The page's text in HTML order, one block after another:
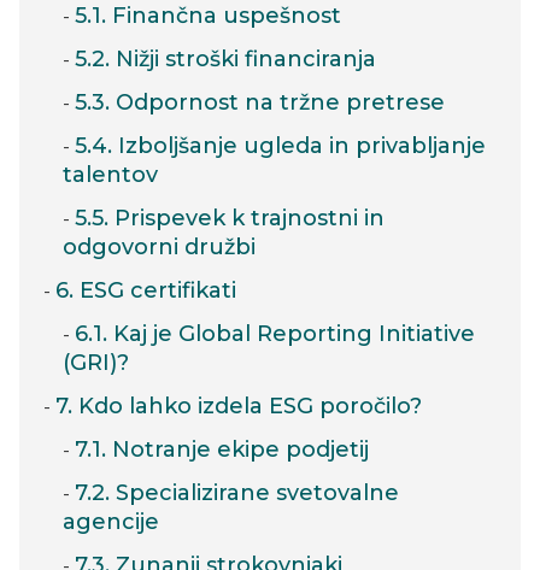
5.1. Finančna uspešnost
5.2. Nižji stroški financiranja
5.3. Odpornost na tržne pretrese
5.4. Izboljšanje ugleda in privabljanje
talentov
5.5. Prispevek k trajnostni in
odgovorni družbi
6. ESG certifikati
6.1. Kaj je Global Reporting Initiative
(GRI)?
7. Kdo lahko izdela ESG poročilo?
7.1. Notranje ekipe podjetij
7.2. Specializirane svetovalne
agencije
7.3. Zunanji strokovnjaki